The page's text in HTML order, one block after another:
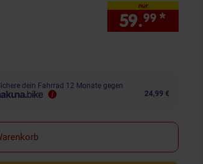
nur
59.99 *
dein Fahrrad 12 Monate gegen
24,99 €